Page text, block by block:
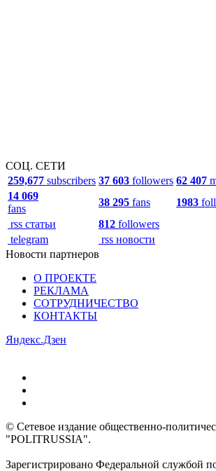
СОЦ. СЕТИ
259,677 subscribers 37 603 followers 62 407
14 069
fans
38 295 fans 1983
rss статьи
812 followers
telegram
rss новости
Новости партнеров
О ПРОЕКТЕ
РЕКЛАМА
СОТРУДНИЧЕСТВО
КОНТАКТЫ
Яндекс.Дзен
© Сетевое издание общественно-
"POLITRUSSIA".
Зарегистрировано Федеральной службой